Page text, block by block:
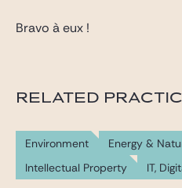
Bravo à eux !
RELATED
Environment
Energy &
Intellectual Property
IT,